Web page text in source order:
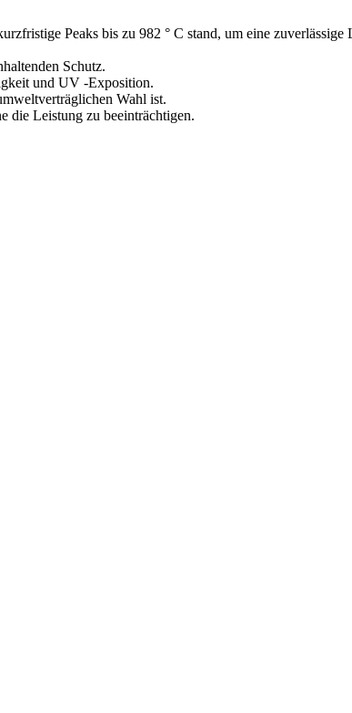
Peaks bis zu 982 ° C stand, um eine zuverlässige
Schutz.
und UV -Exposition.
Wahl ist.
die Leistung zu beeinträchtigen.